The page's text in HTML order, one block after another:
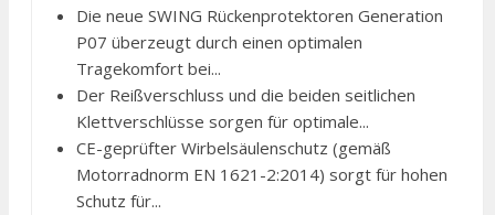
Die neue SWING Rückenprotektoren Generation
P07 überzeugt durch einen optimalen
Tragekomfort bei...
Der Reißverschluss und die beiden seitlichen
Klettverschlüsse sorgen für optimale...
CE-geprüfter Wirbelsäulenschutz (gemäß
Motorradnorm EN 1621-2:2014) sorgt für hohen
Schutz für...